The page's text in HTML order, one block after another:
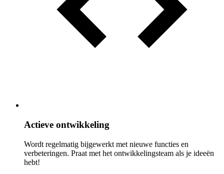
Actieve ontwikkeling
Wordt regelmatig bijgewerkt met nieuwe functies en
verbeteringen. Praat met het ontwikkelingsteam als je ideeën
hebt!